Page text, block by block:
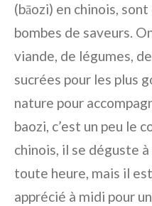
(bāozi) en chinois,
bombes de saveurs.
viande, de légumes,
sucrées pour les plus
nature pour
baozi, c’est un peu le
chinois, il se déguste
toute heure, mais il
apprécié à midi pour